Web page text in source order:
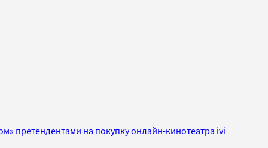
претендентами на покупку онлайн-кинотеатра ivi